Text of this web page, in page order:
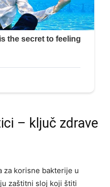
– ključ zdrave
za korisne bakterije u
zaštitni sloj koji štiti